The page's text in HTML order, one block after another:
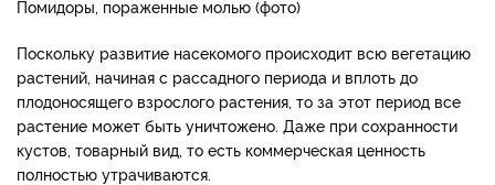
Помидоры, пораженные молью (фото)
Поскольку развитие насекомого происходит всю вегетацию
растений, начиная с рассадного периода и вплоть до
плодоносящего взрослого растения, то за этот период все
растение может быть уничтожено. Даже при сохранности
кустов, товарный вид, то есть коммерческая ценность
полностью утрачиваются.